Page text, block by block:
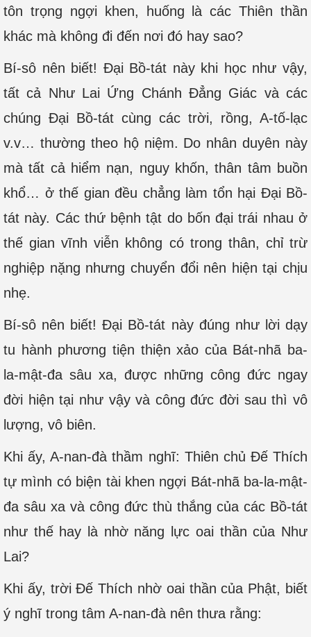
tôn trọng ngợi khen, huống là các Thiên thần
khác mà không đi đến nơi đó hay sao?
Bí-sô nên biết! Đại Bồ-tát này khi học như vậy,
tất cả Như Lai Ứng Chánh Đẳng Giác và các
chúng Đại Bồ-tát cùng các trời, rồng, A-tố-lạc
v.v… thường theo hộ niệm. Do nhân duyên này
mà tất cả hiểm nạn, nguy khốn, thân tâm buồn
khổ… ở thế gian đều chẳng làm tổn hại Đại Bồ-
tát này. Các thứ bệnh tật do bốn đại trái nhau ở
thế gian vĩnh viễn không có trong thân, chỉ trừ
nghiệp nặng nhưng chuyển đổi nên hiện tại chịu
nhẹ.
Bí-sô nên biết! Đại Bồ-tát này đúng như lời dạy
tu hành phương tiện thiện xảo của Bát-nhã ba-
la-mật-đa sâu xa, được những công đức ngay
đời hiện tại như vậy và công đức đời sau thì vô
lượng, vô biên.
Khi ấy, A-nan-đà thầm nghĩ: Thiên chủ Ðế Thích
tự mình có biện tài khen ngợi Bát-nhã ba-la-mật-
đa sâu xa và công đức thù thắng của các Bồ-tát
như thế hay là nhờ năng lực oai thần của Như
Lai?
Khi ấy, trời Ðế Thích nhờ oai thần của Phật, biết
ý nghĩ trong tâm A-nan-đà nên thưa rằng: